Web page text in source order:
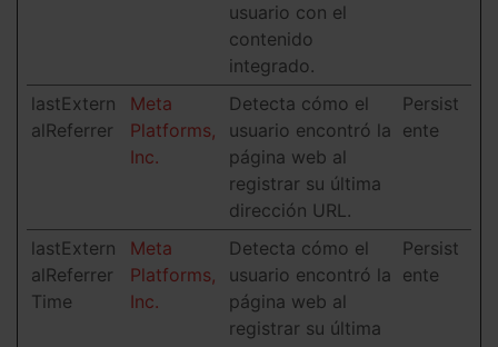
usuario con el
contenido
integrado.
lastExtern
alReferrer
Meta
Platforms,
Inc.
Detecta cómo el
usuario encontró la
página web al
registrar su última
dirección URL.
Persist
ente
lastExtern
alReferrer
Time
Meta
Platforms,
Inc.
Detecta cómo el
usuario encontró la
página web al
registrar su última
Persist
ente